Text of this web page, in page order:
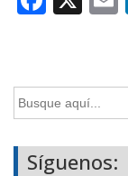
Buscar:
Síguenos: